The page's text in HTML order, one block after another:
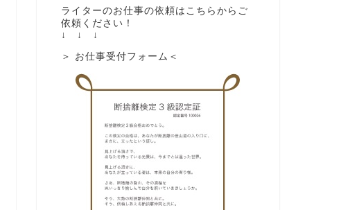
ライターのお仕事の依頼はこちらからご
依頼ください！
↓ ↓ ↓
＞ お仕事受付フォーム＜